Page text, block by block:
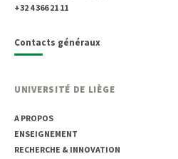
+32 4 366 21 11
Contacts généraux
UNIVERSITÉ DE LIÈGE
A PROPOS
ENSEIGNEMENT
RECHERCHE & INNOVATION